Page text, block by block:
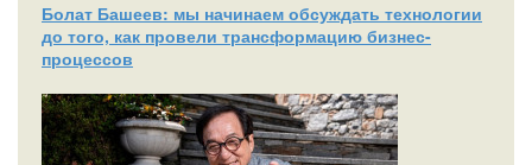
Болат Башеев: мы начинаем обсуждать технологии
до того, как провели трансформацию бизнес-
процессов